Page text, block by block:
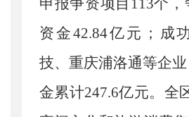
资金42.84亿元；成
技、重庆浦洛通等企
金累计247.6亿元。全